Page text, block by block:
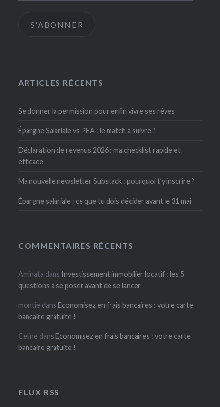
S'ABONNER
ARTICLES RÉCENTS
Se donner la permission pour enfin vivre ses rêves
Épargne Salariale vs PEA : le match à suivre ?
Déclaration de revenus 2026 : ma checklist rapide et
efficace
Ma nouvelle newsletter Substack : pourquoi t’y inscrire ?
Épargne salariale : ce que tu dois décider avant le 31 mai
COMMENTAIRES RÉCENTS
Aminata dans Investissement immobilier locatif : les 5
questions à se poser avant de se lancer
montie dansEconomisez en frais bancaires : votre carte
bancaire gratuite !
Celine dansEconomisez en frais bancaires : votre carte
bancaire gratuite !
FLUX RSS